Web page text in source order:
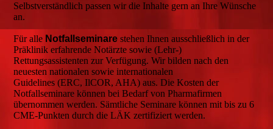
Selbstverständlich passen wir die Inhalte gern an Ihre Wünsche
an.
Für alle Notfallseminarestehen Ihnen ausschließlich in der
Präklinik erfahrende Notärzte sowie (Lehr-)
Rettungsassistenten zur Verfügung. Wir bilden nach den
neuesten nationalen sowie internationalen
Guidelines (ERC, IlCOR, AHA) aus. Die Kosten der
Notfallseminare können bei Bedarf von Pharmafirmen
übernommen werden. Sämtliche Seminare können mit bis zu 6
CME-Punkten durch die LÄK zertifiziert werden.